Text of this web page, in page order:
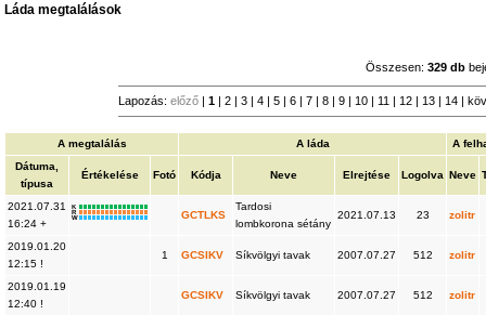
Láda megtalálások
Összesen:329 db
Lapozás:előző |1 | 2 | 3 | 4 | 5 | 6 | 7 | 8 | 9 | 10 | 11 | 12 | 13 | 14 |
A megtalálás A láda
A
Dátuma,
típusa
Értékelése Fotó Kódja Neve Elrejtése Logolva Neve
2021.07.31
16:24 +
K
R
W
GCTLKS
Tardosi
lombkorona sétány
2021.07.13 23 zolitr
2019.01.20
12:15 !
1 GCSIKV Síkvölgyi tavak 2007.07.27 512 zolitr
2019.01.19
12:40 !
GCSIKV Síkvölgyi tavak 2007.07.27 512 zolitr